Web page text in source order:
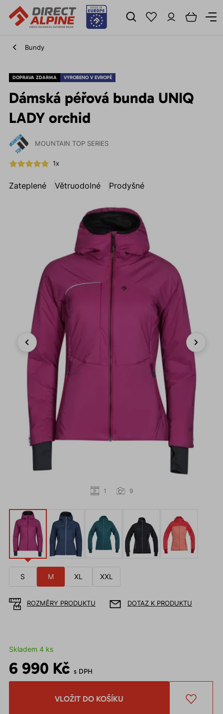
Bundy
DOPRAVA ZDARMA VYROBENO V EVROPĚ
Dámská péřová bunda UNIQ
LADY orchid
MOUNTAIN TOP SERIES
1x
Zateplené Větruodolné Prodyšné
Previous Next
1 9
S M XL XXL
ROZMĚRY PRODUKTU DOTAZ K PRODUKTU
Skladem 4 ks
6 990 Kč s DPH
VLOŽIT DO KOŠÍKU